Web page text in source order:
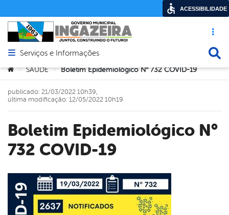
Acesso
Abrir menu principal de navegação
Serviços e Informações
Você está aqui:
> SAÚDE > Boletim Epidemiológico N° 732 COVID-19
Boletim Epidemiológico N°
732 COVID-19
publicado: 21/03/2022 10h39,
última modificação: 12/05/2022 10h19
ACESSIBILIDADE